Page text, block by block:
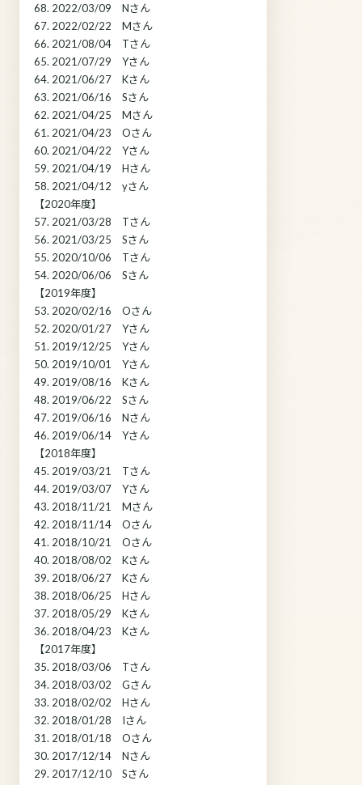
68. 2022/03/09 Nさん
67. 2022/02/22 Mさん
66. 2021/08/04 Tさん
65. 2021/07/29 Yさん
64. 2021/06/27 Kさん
63. 2021/06/16 Sさん
62. 2021/04/25 Mさん
61. 2021/04/23 Oさん
60. 2021/04/22 Yさん
59. 2021/04/19 Hさん
58. 2021/04/12 yさん
【2020年度】
57. 2021/03/28 Tさん
56. 2021/03/25 Sさん
55. 2020/10/06 Tさん
54. 2020/06/06 Sさん
【2019年度】
53. 2020/02/16 Oさん
52. 2020/01/27 Yさん
51. 2019/12/25 Yさん
50. 2019/10/01 Yさん
49. 2019/08/16 Kさん
48. 2019/06/22 Sさん
47. 2019/06/16 Nさん
46. 2019/06/14 Yさん
【2018年度】
45. 2019/03/21 Tさん
44. 2019/03/07 Yさん
43. 2018/11/21 Mさん
42. 2018/11/14 Oさん
41. 2018/10/21 Oさん
40. 2018/08/02 Kさん
39. 2018/06/27 Kさん
38. 2018/06/25 Hさん
37. 2018/05/29 Kさん
36. 2018/04/23 Kさん
【2017年度】
35. 2018/03/06 Tさん
34. 2018/03/02 Gさん
33. 2018/02/02 Hさん
32. 2018/01/28 Iさん
31. 2018/01/18 Oさん
30. 2017/12/14 Nさん
29. 2017/12/10 Sさん